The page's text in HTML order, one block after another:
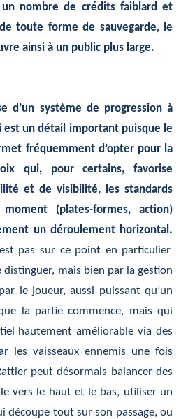
un nombre de crédits faiblard et
de toute forme de sauvegarde, le
ainsi à un public plus large.
d’un système de progression à
est un détail important puisque le
fréquemment d’opter pour la
qui, pour certains, favorise
et de visibilité, les standards
(plates-formes, action)
un déroulement horizontal.
pas sur ce point en particulier
distinguer, mais bien par la gestion
le joueur, aussi puissant qu’un
la partie commence, mais qui
hautement améliorable via des
les vaisseaux ennemis une fois
peut désormais balancer des
vers le haut et le bas, utiliser un
découpe tout sur son passage, ou